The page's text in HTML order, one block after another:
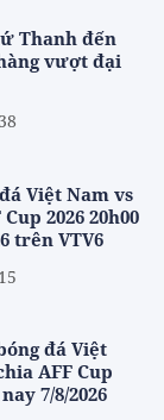
Thanh đến
vượt đại
Việt Nam vs
2026 20h00
trên VTV6
đá Việt
AFF Cup
7/8/2026